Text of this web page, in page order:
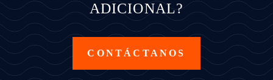
ADICIONAL?
CONTÁCTANOS